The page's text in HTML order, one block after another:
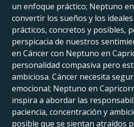
un enfoque práctico; Neptuno en
convertir los sueños y los ideales
prácticos, concretos y posibles,
perspicacia de nuestros
en Cáncer con Neptuno en
personalidad compasiva pero
ambiciosa. Cáncer necesita
emocional; Neptuno en
inspira a abordar las
paciencia, concentración y
posible que se sientan atraídos